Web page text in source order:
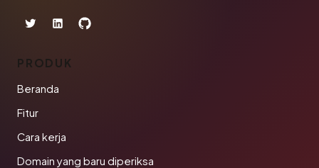
PRODUK
Beranda
Fitur
Cara kerja
Domain yang baru diperiksa